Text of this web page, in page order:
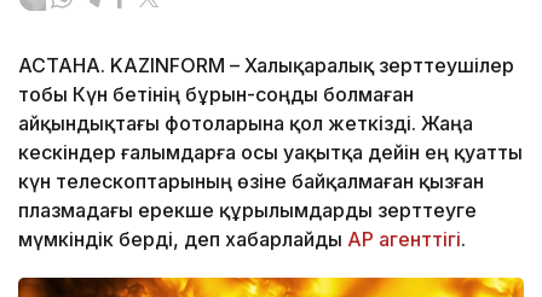
АСТАНА. KAZINFORM – Халықаралық зерттеушілер
тобы Күн бетінің бұрын-соңды болмаған
айқындықтағы фотоларына қол жеткізді. Жаңа
кескіндер ғалымдарға осы уақытқа дейін ең қуатты
күн телескоптарының өзіне байқалмаған қызған
плазмадағы ерекше құрылымдарды зерттеуге
мүмкіндік берді, деп хабарлайды AP агенттігі.